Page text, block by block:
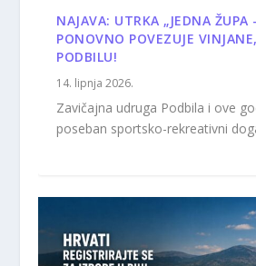
NAJAVA: UTRKA „JEDNA ŽUPA
PONOVNO POVEZUJE
PODBILU!
14. lipnja 2026.
Zavičajna udruga Podbila i ove
poseban sportsko-rekreativni